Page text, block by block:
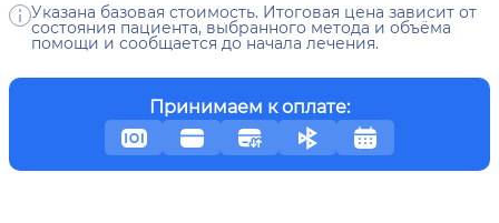
Указана базовая стоимость. Итоговая цена зависит от
состояния пациента, выбранного метода и объёма
помощи и сообщается до начала лечения.
Принимаем к оплате: